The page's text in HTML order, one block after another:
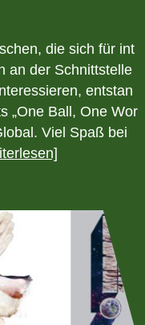
die sich für int
an der Schnittstelle
entstan
„One Ball, One Wor
Viel Spaß bei